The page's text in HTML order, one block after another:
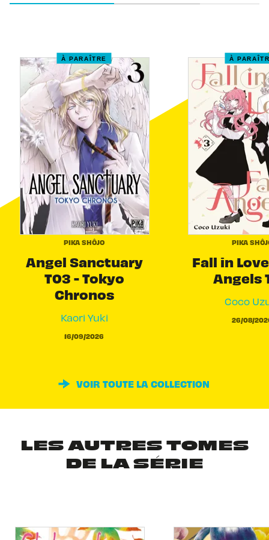
À PARAÎTRE
PIKA SHÔJO
Angel Sanctuary
T03 - Tokyo
Chronos
Kaori Yuki
16/09/2026
À
PIKA
Fall in
Angels
Coco
26/08/
VOIR TOUTE LA COLLECTION
LES AUTRES TOMES
DE LA SÉRIE